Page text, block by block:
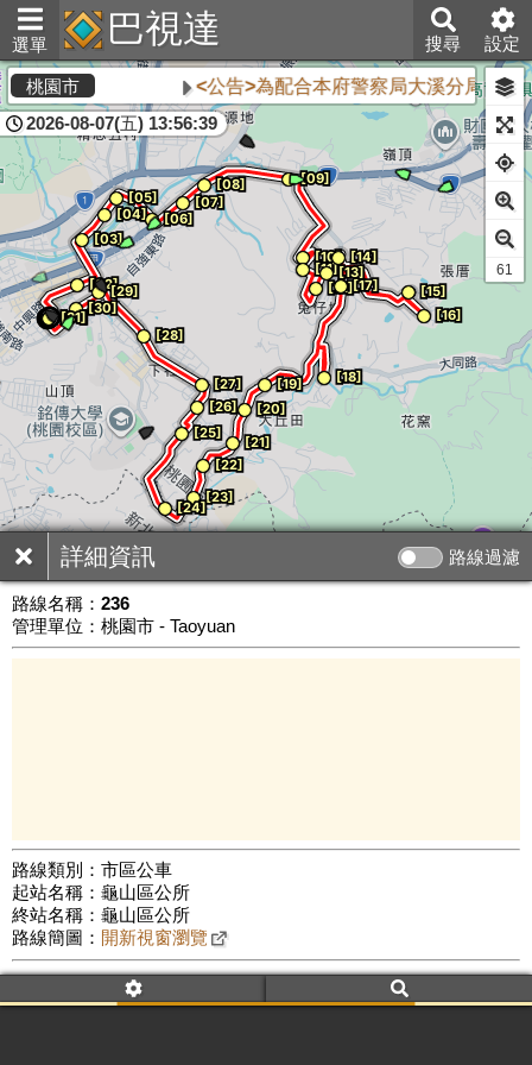
選單 巴視達 搜尋 設定
詳細資訊 路線過濾
路線名稱： 236
管理單位：桃園市 - Taoyuan
路線類別：市區公車
起站名稱：龜山區公所
終站名稱：龜山區公所
路線簡圖： 開新視窗瀏覽
附屬名稱：236
車頭描述：龜山區公所
兔坑紅線
桃園市 <公告>為配合本府警察局大溪分局執行
2026-08-07(五) 13:56:39
公車數量: 累計7410、上線6142
61